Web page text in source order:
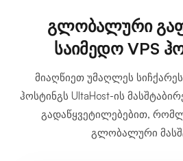
გლობალური
საიმედო VPS
მიაღწიეთ უმაღლეს
ჰოსტინგს UltaHost-ის
გადაწყვეტილებებით,
გლობალური